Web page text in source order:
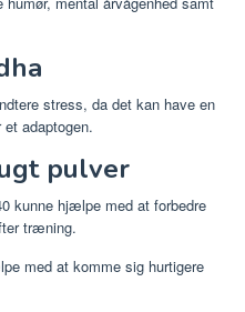
stress, da det kan have en
adaptogen.
pulver
kunne hjælpe med at forbedre
træning.
med at komme sig hurtigere